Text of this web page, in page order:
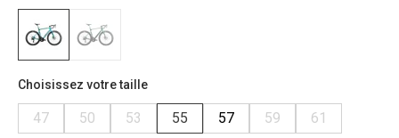
Choisissez votre taille
47 50 53 55 57 59 61